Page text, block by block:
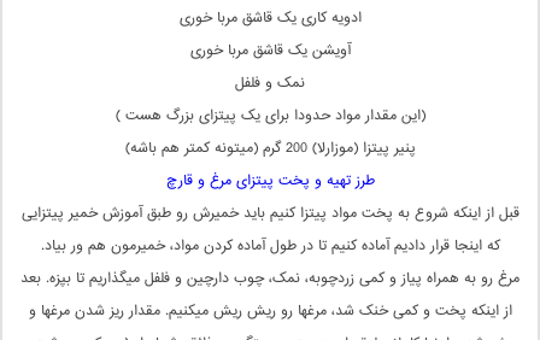
ادویه کاری یک قاشق مربا خوری
آویشن یک قاشق مربا خوری
نمک و فلفل
(این مقدار مواد حدودا برای یک پیتزای بزرگ هست )
پنیر پیتزا (موزارلا) 200 گرم (میتونه کمتر هم باشه)
طرز تهیه و پخت پیتزای مرغ و قارچ
قبل از اینکه شروع به پخت مواد پیتزا کنیم باید خمیرش رو طبق آموزش خمیر پیتزایی
که اینجا قرار دادیم آماده کنیم تا در طول آماده کردن مواد، خمیرمون هم ور بیاد.
مرغ رو به همراه پیاز و کمی زردچوبه، نمک، چوب دارچین و فلفل میگذاریم تا بپزه. بعد
از اینکه پخت و کمی خنک شد، مرغها رو ریش ریش میکنیم. مقدار ریز شدن مرغها و